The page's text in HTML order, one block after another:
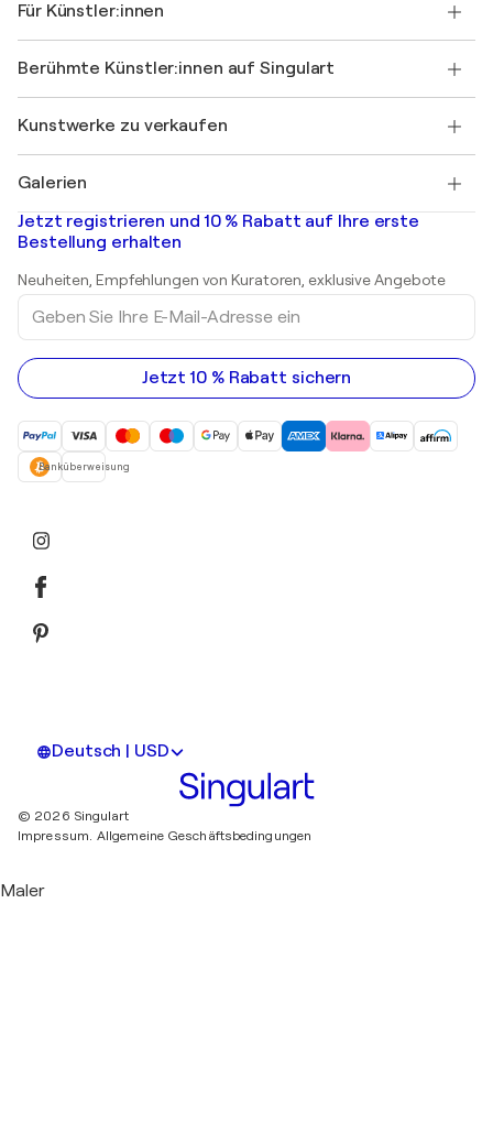
Einen Gutschein verschenken
Werden Sie Mitglied unseres Handelsprogramms
Ihr Konto
+49 30 31196995
FAQ
Singulart-Magazin
Jobs
Entdecken Sie kuratierte Originalkunst
Für Künstler:innen
Als Künstler anmelden
Berühmte Künstler:innen auf Singulart
Marc Chagall
Banksy
Mr. Brainwash
Shepard Fairey
Kunstwerke zu verkaufen
Abstrakte Gemälde zu verkaufen
Landschaftsgemälde
Drucke
Acrylgemälde
Galerien
Kunstgalerien in Deutschland
Kunstgalerien in Schweiz
Jetzt registrieren und 10 % Rabatt auf Ihre erste
Bestellung erhalten
Neuheiten, Empfehlungen von Kuratoren, exklusive Angebote
Geben
Sie
Ihre
E-
Mail-
Adresse
Jetzt 10 % Rabatt sichern
Banküberweisung
Deutsch | USD
© 2026 Singulart
Impressum. Allgemeine Geschäftsbedingungen
Maler